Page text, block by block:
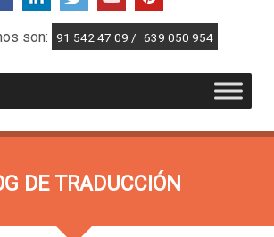
son: 91 542 47 09 / 639 050 954
DE TRADUCCIÓN